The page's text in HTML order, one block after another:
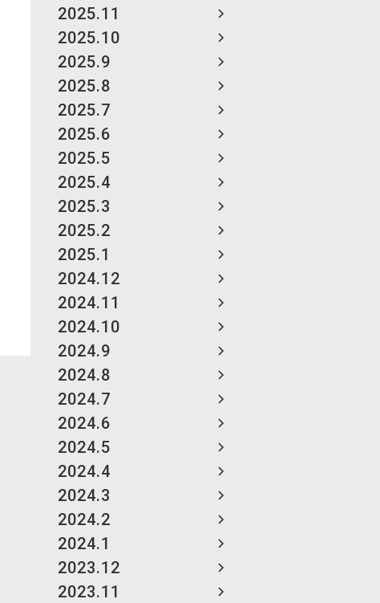
2025.11
2025.10
2025.9
2025.8
2025.7
2025.6
2025.5
2025.4
2025.3
2025.2
2025.1
2024.12
2024.11
2024.10
2024.9
2024.8
2024.7
2024.6
2024.5
2024.4
2024.3
2024.2
2024.1
2023.12
2023.11